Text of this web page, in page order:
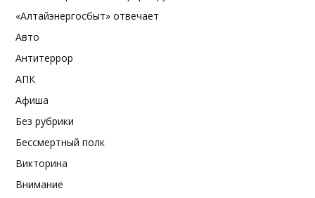
«Алтайэнергосбыт» отвечает
Авто
Антитеррор
АПК
Афиша
Без рубрики
Бессмертный полк
Викторина
Внимание